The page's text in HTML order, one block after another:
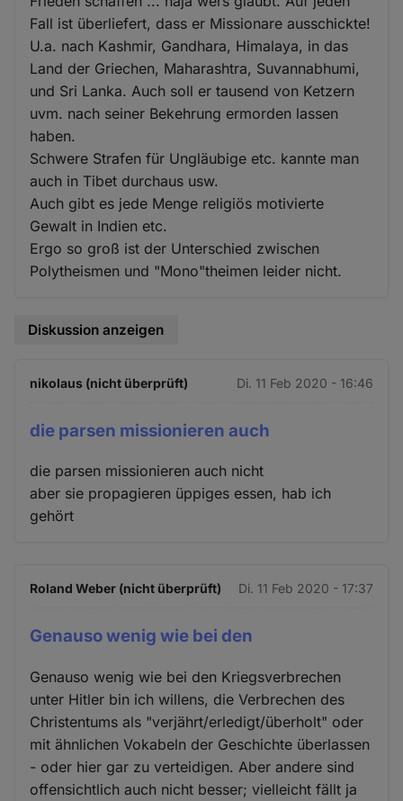
Fall ist überliefert, dass er Missionare ausschickte!
U.a. nach Kashmir, Gandhara, Himalaya, in das
Land der Griechen, Maharashtra, Suvannabhumi,
und Sri Lanka. Auch soll er tausend von Ketzern
uvm. nach seiner Bekehrung ermorden lassen
haben.
Schwere Strafen für Ungläubige etc. kannte man
auch in Tibet durchaus usw.
Auch gibt es jede Menge religiös motivierte
Gewalt in Indien etc.
Ergo so groß ist der Unterschied zwischen
Polytheismen und "Mono"theimen leider nicht.
Diskussion anzeigen
nikolaus (nicht überprüft) Di. 11 Feb 2020 - 16:46
die parsen missionieren auch
die parsen missionieren auch nicht
aber sie propagieren üppiges essen, hab ich
gehört
Roland Weber (nicht überprüft) Di. 11 Feb 2020 - 17:37
Genauso wenig wie bei den
Genauso wenig wie bei den Kriegsverbrechen
unter Hitler bin ich willens, die Verbrechen des
Christentums als "verjährt/erledigt/überholt" oder
mit ähnlichen Vokabeln der Geschichte überlassen
- oder hier gar zu verteidigen. Aber andere sind
offensichtlich auch nicht besser; vielleicht fällt ja